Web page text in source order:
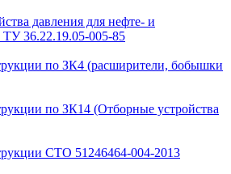
давления для нефте- и
ТУ 36.22.19.05-005-85
по ЗК4 (расширители, бобышки
по ЗК14 (Отборные устройства
СТО 51246464-004-2013